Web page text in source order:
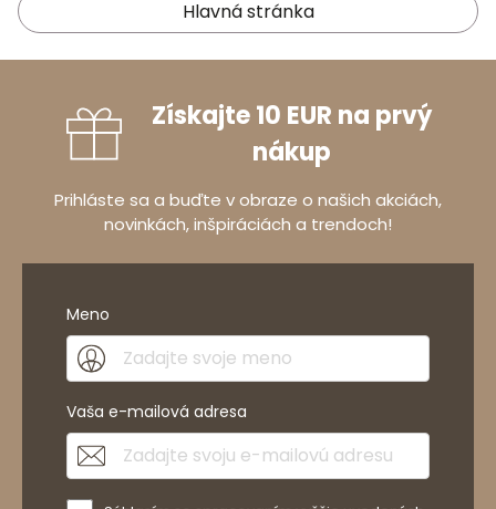
Hlavná stránka
Získajte 10 EUR na prvý
nákup
Prihláste sa a buďte v obraze o našich akciách,
novinkách, inšpiráciách a trendoch!
Meno
Vaša e-mailová adresa